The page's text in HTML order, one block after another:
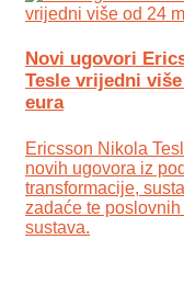
Novi ugovori
Tesle vrijedni
eura
Ericsson Nikola
novih ugovora iz
transformacije,
zadaće te
sustava.